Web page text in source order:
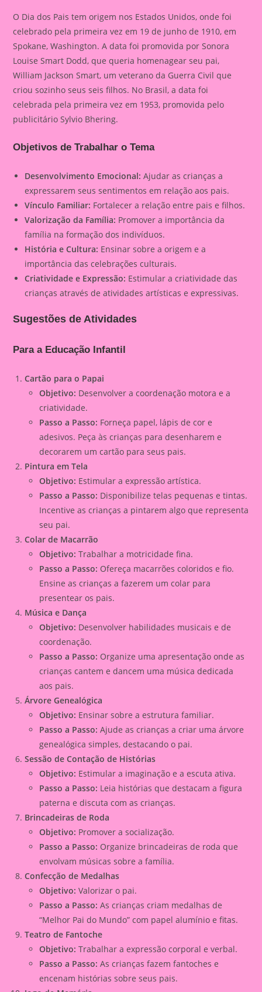
O Dia dos Pais tem origem nos Estados Unidos, onde foi
celebrado pela primeira vez em 19 de junho de 1910, em
Spokane, Washington. A data foi promovida por Sonora
Louise Smart Dodd, que queria homenagear seu pai,
William Jackson Smart, um veterano da Guerra Civil que
criou sozinho seus seis filhos. No Brasil, a data foi
celebrada pela primeira vez em 1953, promovida pelo
publicitário Sylvio Bhering.
Objetivos de Trabalhar o Tema
Desenvolvimento Emocional: Ajudar as crianças a
expressarem seus sentimentos em relação aos pais.
Vínculo Familiar: Fortalecer a relação entre pais e filhos.
Valorização da Família: Promover a importância da
família na formação dos indivíduos.
História e Cultura: Ensinar sobre a origem e a
importância das celebrações culturais.
Criatividade e Expressão: Estimular a criatividade das
crianças através de atividades artísticas e expressivas.
Sugestões de Atividades
Para a Educação Infantil
Cartão para o Papai
Objetivo: Desenvolver a coordenação motora e a
criatividade.
Passo a Passo: Forneça papel, lápis de cor e
adesivos. Peça às crianças para desenharem e
decorarem um cartão para seus pais.
Pintura em Tela
Objetivo: Estimular a expressão artística.
Passo a Passo: Disponibilize telas pequenas e tintas.
Incentive as crianças a pintarem algo que representa
seu pai.
Colar de Macarrão
Objetivo: Trabalhar a motricidade fina.
Passo a Passo: Ofereça macarrões coloridos e fio.
Ensine as crianças a fazerem um colar para
presentear os pais.
Música e Dança
Objetivo: Desenvolver habilidades musicais e de
coordenação.
Passo a Passo: Organize uma apresentação onde as
crianças cantem e dancem uma música dedicada
aos pais.
Árvore Genealógica
Objetivo: Ensinar sobre a estrutura familiar.
Passo a Passo: Ajude as crianças a criar uma árvore
genealógica simples, destacando o pai.
Sessão de Contação de Histórias
Objetivo: Estimular a imaginação e a escuta ativa.
Passo a Passo: Leia histórias que destacam a figura
paterna e discuta com as crianças.
Brincadeiras de Roda
Objetivo: Promover a socialização.
Passo a Passo: Organize brincadeiras de roda que
envolvam músicas sobre a família.
Confecção de Medalhas
Objetivo: Valorizar o pai.
Passo a Passo: As crianças criam medalhas de
“Melhor Pai do Mundo” com papel alumínio e fitas.
Teatro de Fantoche
Objetivo: Trabalhar a expressão corporal e verbal.
Passo a Passo: As crianças fazem fantoches e
encenam histórias sobre seus pais.